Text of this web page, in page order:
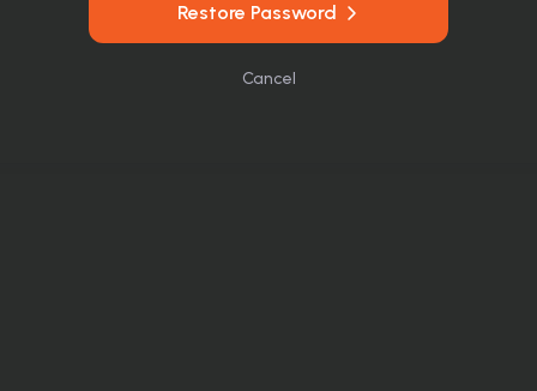
Restore Password
Cancel